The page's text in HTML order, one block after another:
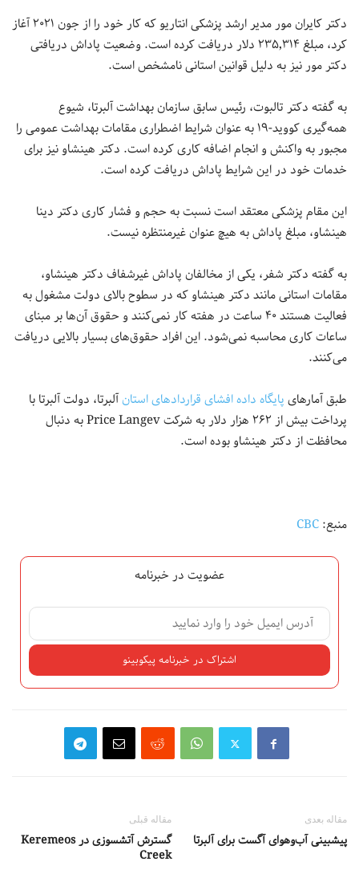
دکتر کایران مور مدیر ارشد پزشکی انتاریو که کار خود را از جون ۲۰۲۱ آغاز
کرد، مبلغ ۲۳۵٬۳۱۴ دلار دریافت کرده است. وضعیت پاداش دریافتی
دکتر مور نیز به دلیل قوانین استانی نامشخص است.
به گفته دکتر تالبوت، رئیس سابق سازمان بهداشت آلبرتا، شیوع
همه‌گیری کووید-۱۹ به عنوان شرایط اضطراری مقامات بهداشت عمومی را
مجبور به واکنش و انجام اضافه کاری کرده است. دکتر هینشاو نیز برای
خدمات خود در این شرایط پاداش دریافت کرده است.
این مقام پزشکی معتقد است نسبت به حجم و فشار کاری دکتر دینا
هینشاو، مبلغ پاداش به هیچ عنوان غیرمنتظره نیست.
به گفته دکتر شفر، یکی از مخالفان پاداش غیرشفاف دکتر هینشاو،
مقامات استانی مانند دکتر هینشاو که در سطوح بالای دولت مشغول به
فعالیت هستند ۴۰ ساعت در هفته کار نمی‌کنند و حقوق آن‌ها بر مبنای
ساعات کاری محاسبه نمی‌شود. این افراد حقوق‌های بسیار بالایی دریافت
می‌کنند.
طبق آمارهایپایگاه داده افشای قراردادهای استانآلبرتا، دولت آلبرتا با
پرداخت بیش از ۲۶۲ هزار دلار به شرکت Price Langev به دنبال
محافظت از دکتر هینشاو بوده است.
منبع:CBC
عضویت در خبرنامه
مقاله قبلی
گسترش آتشسوزی در Keremeos
Creek
مقاله بعدی
پیشبینی آب‌وهوای آگست برای آلبرتا